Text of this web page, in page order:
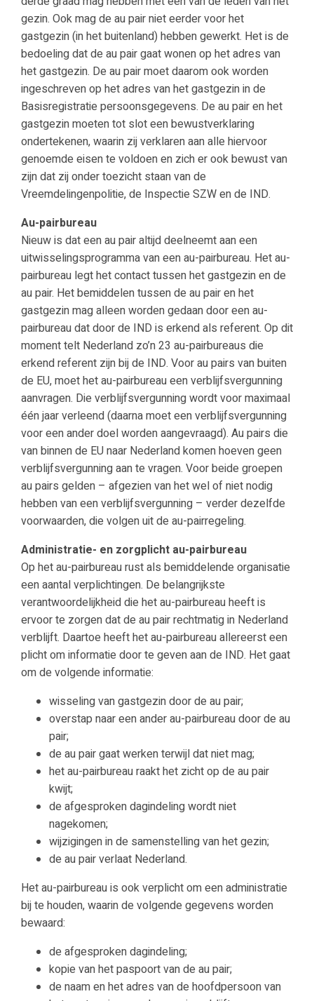
gezin. Ook mag de au pair niet eerder voor het
gastgezin (in het buitenland) hebben gewerkt. Het is de
bedoeling dat de au pair gaat wonen op het adres van
het gastgezin. De au pair moet daarom ook worden
ingeschreven op het adres van het gastgezin in de
Basisregistratie persoonsgegevens. De au pair en het
gastgezin moeten tot slot een bewustverklaring
ondertekenen, waarin zij verklaren aan alle hiervoor
genoemde eisen te voldoen en zich er ook bewust van
zijn dat zij onder toezicht staan van de
Vreemdelingenpolitie, de Inspectie SZW en de IND.
Au-pairbureau
Nieuw is dat een au pair altijd deelneemt aan een
uitwisselingsprogramma van een au-pairbureau. Het au-
pairbureau legt het contact tussen het gastgezin en de
au pair. Het bemiddelen tussen de au pair en het
gastgezin mag alleen worden gedaan door een au-
pairbureau dat door de IND is erkend als referent. Op dit
moment telt Nederland zo’n 23 au-pairbureaus die
erkend referent zijn bij de IND. Voor au pairs van buiten
de EU, moet het au-pairbureau een verblijfsvergunning
aanvragen. Die verblijfsvergunning wordt voor maximaal
één jaar verleend (daarna moet een verblijfsvergunning
voor een ander doel worden aangevraagd). Au pairs die
van binnen de EU naar Nederland komen hoeven geen
verblijfsvergunning aan te vragen. Voor beide groepen
au pairs gelden – afgezien van het wel of niet nodig
hebben van een verblijfsvergunning – verder dezelfde
voorwaarden, die volgen uit de au-pairregeling.
Administratie- en zorgplicht au-pairbureau
Op het au-pairbureau rust als bemiddelende organisatie
een aantal verplichtingen. De belangrijkste
verantwoordelijkheid die het au-pairbureau heeft is
ervoor te zorgen dat de au pair rechtmatig in Nederland
verblijft. Daartoe heeft het au-pairbureau allereerst een
plicht om informatie door te geven aan de IND. Het gaat
om de volgende informatie:
wisseling van gastgezin door de au pair;
overstap naar een ander au-pairbureau door de au
pair;
de au pair gaat werken terwijl dat niet mag;
het au-pairbureau raakt het zicht op de au pair
kwijt;
de afgesproken dagindeling wordt niet
nagekomen;
wijzigingen in de samenstelling van het gezin;
de au pair verlaat Nederland.
Het au-pairbureau is ook verplicht om een administratie
bij te houden, waarin de volgende gegevens worden
bewaard:
de afgesproken dagindeling;
kopie van het paspoort van de au pair;
de naam en het adres van de hoofdpersoon van